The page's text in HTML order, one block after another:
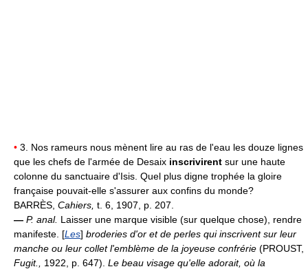
• 3. Nos rameurs nous mènent lire au ras de l'eau les douze lignes
que les chefs de l'armée de Desaix inscrivirent sur une haute
colonne du sanctuaire d'Isis. Quel plus digne trophée la gloire
française pouvait-elle s'assurer aux confins du monde?
BARRÈS, Cahiers, t. 6, 1907, p. 207.
— P. anal. Laisser une marque visible (sur quelque chose), rendre
manifeste. [Les] broderies d'or et de perles qui inscrivent sur leur
manche ou leur collet l'emblème de la joyeuse confrérie (PROUST,
Fugit., 1922, p. 647). Le beau visage qu'elle adorait, où la